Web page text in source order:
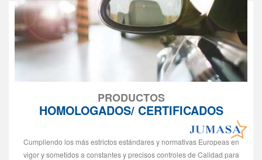
PRODUCTOS
HOMOLOGADOS/ CERTIFICADOS
Cumpliendo los más estrictos estándares y normativas Europeas en
vigor y sometidos a constantes y precisos controles de Calidad para